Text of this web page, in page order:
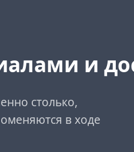
и
столько,
в ходе